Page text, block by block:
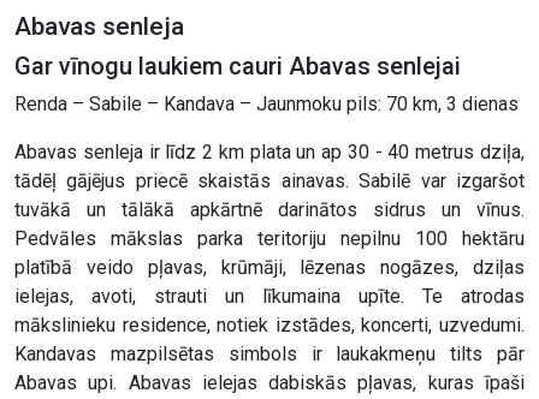
Abavas senleja
Gar vīnogu laukiem cauri Abavas senlejai
Renda – Sabile – Kandava – Jaunmoku pils: 70 km, 3 dienas
Abavas senleja ir līdz 2 km plata un ap 30 - 40 metrus dziļa,
tādēļ gājējus priecē skaistās ainavas. Sabilē var izgaršot
tuvākā un tālākā apkārtnē darinātos sidrus un vīnus.
Pedvāles mākslas parka teritoriju nepilnu 100 hektāru
platībā veido pļavas, krūmāji, lēzenas nogāzes, dziļas
ielejas, avoti, strauti un līkumaina upīte. Te atrodas
mākslinieku residence, notiek izstādes, koncerti, uzvedumi.
Kandavas mazpilsētas simbols ir laukakmeņu tilts pār
Abavas upi. Abavas ielejas dabiskās pļavas, kuras īpaši